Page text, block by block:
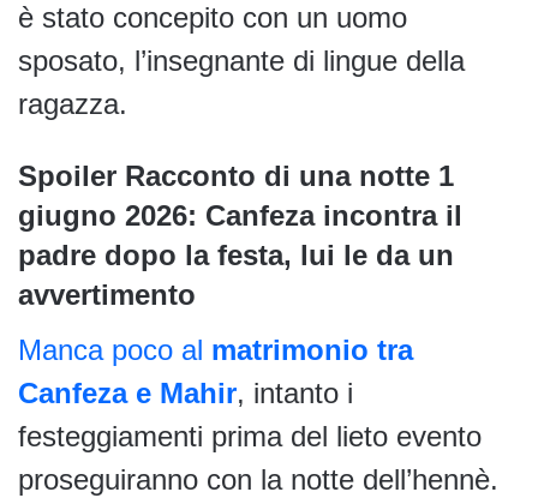
è stato concepito con un uomo
sposato, l’insegnante di lingue della
ragazza.
Spoiler Racconto di una notte 1
giugno 2026: Canfeza incontra il
padre dopo la festa, lui le da un
avvertimento
Manca poco al matrimonio tra
Canfeza e Mahir, intanto i
festeggiamenti prima del lieto evento
proseguiranno con la notte dell’hennè.